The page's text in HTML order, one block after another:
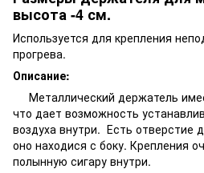
высота -4 см.
Используется для крепления
прогрева.
Описание:
Металлический держатель
что дает возможность
воздуха внутри. Есть отверстие
оно находися с боку. Крепления
полынную сигару внутри.